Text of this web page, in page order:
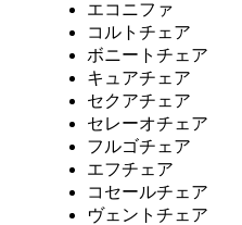
エコニファ
コルトチェア
ボニートチェア
キュアチェア
セクアチェア
セレーオチェア
フルゴチェア
エフチェア
コセールチェア
ヴェントチェア